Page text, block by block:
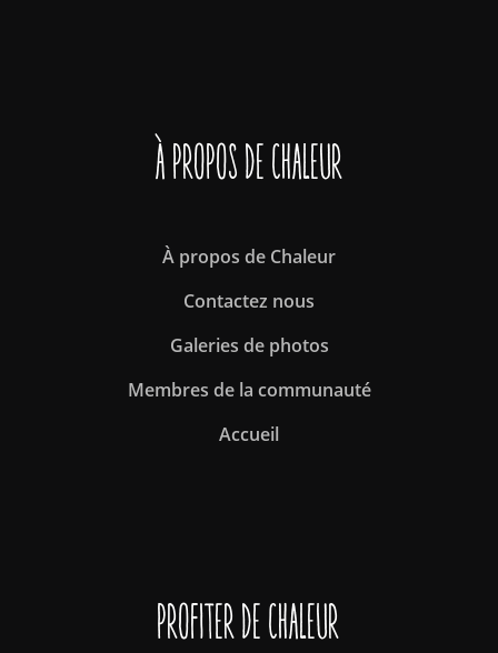
À propos de Chaleur
À propos de Chaleur
Contactez nous
Galeries de photos
Membres de la communauté
Accueil
Profiter de Chaleur